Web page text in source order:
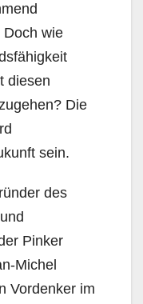
Doch wie
diesen
Die
sein.
des
Pinker
Michel
Vordenker im